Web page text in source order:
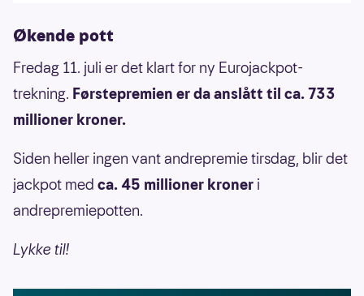
Økende pott
Fredag 11. juli er det klart for ny Eurojackpot-
trekning. Førstepremien er da anslått til ca. 733
millioner kroner.
Siden heller ingen vant andrepremie tirsdag, blir det
jackpot med ca. 45 millioner kroner i
andrepremiepotten.
Lykke til!